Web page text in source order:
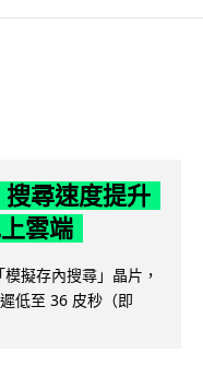
尋速度提升
雲端
擬存內搜尋」晶片，
低至 36 皮秒（即